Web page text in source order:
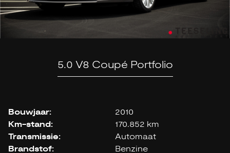
5.0 V8 Coupé Portfolio
Bouwjaar: 2010
Km-stand: 170.852 km
Transmissie: Automaat
Brandstof: Benzine